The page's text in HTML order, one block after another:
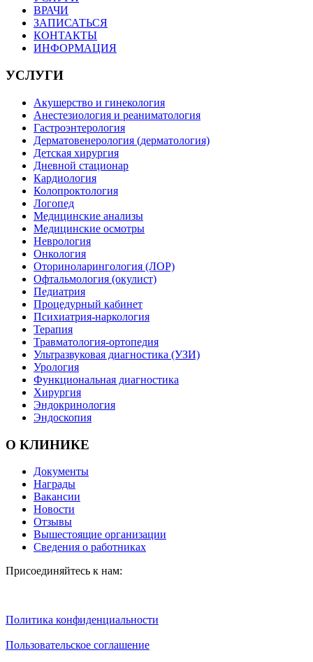
ВРАЧИ
ЗАПИСАТЬСЯ
КОНТАКТЫ
ИНФОРМАЦИЯ
УСЛУГИ
Акушерство и гинекология
Анестезиология и реаниматология
Гастроэнтерология
Дерматовенерология (дерматология)
Детская хирургия
Дневной стационар
Кардиология
Колопроктология
Логопед
Медицинские анализы
Медицинские осмотры
Неврология
Онкология
Оториноларингология (ЛОР)
Офтальмология (окулист)
Педиатрия
Процедурный кабинет
Психиатрия-наркология
Терапия
Травматология-ортопедия
Ультразвуковая диагностика (УЗИ)
Урология
Функциональная диагностика
Хирургия
Эндокринология
Эндоскопия
О КЛИНИКЕ
Документы
Награды
Вакансии
Новости
Отзывы
Вышестоящие организации
Сведения о работниках
Присоединяйтесь к нам:
Политика конфиденциальности
Пользовательское соглашение